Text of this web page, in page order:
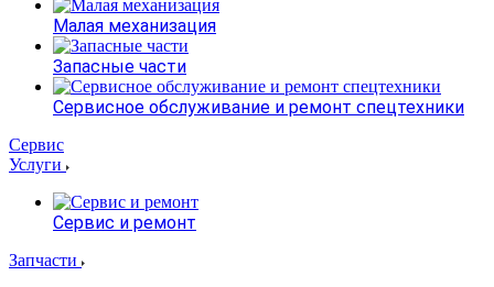
Малая механизация
Запасные части
Сервисное обслуживание и ремонт спецтехники
Сервис
Услуги
Сервис и ремонт
Запчасти